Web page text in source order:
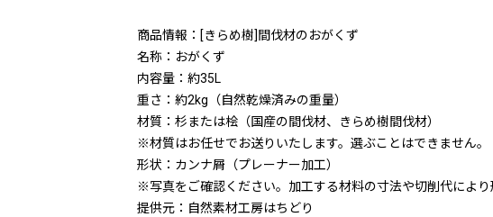
商品情報：[きらめ樹]間伐材のおがくず
名称：おがくず
内容量：約35L
重さ：約2kg（自然乾燥済みの重量）
材質：杉または桧（国産の間伐材、きらめ樹間伐材）
※材質はお任せでお送りいたします。選ぶことはできません。
形状：カンナ屑（プレーナー加工）
※写真をご確認ください。加工する材料の寸法や切削代により
提供元：自然素材工房はちどり